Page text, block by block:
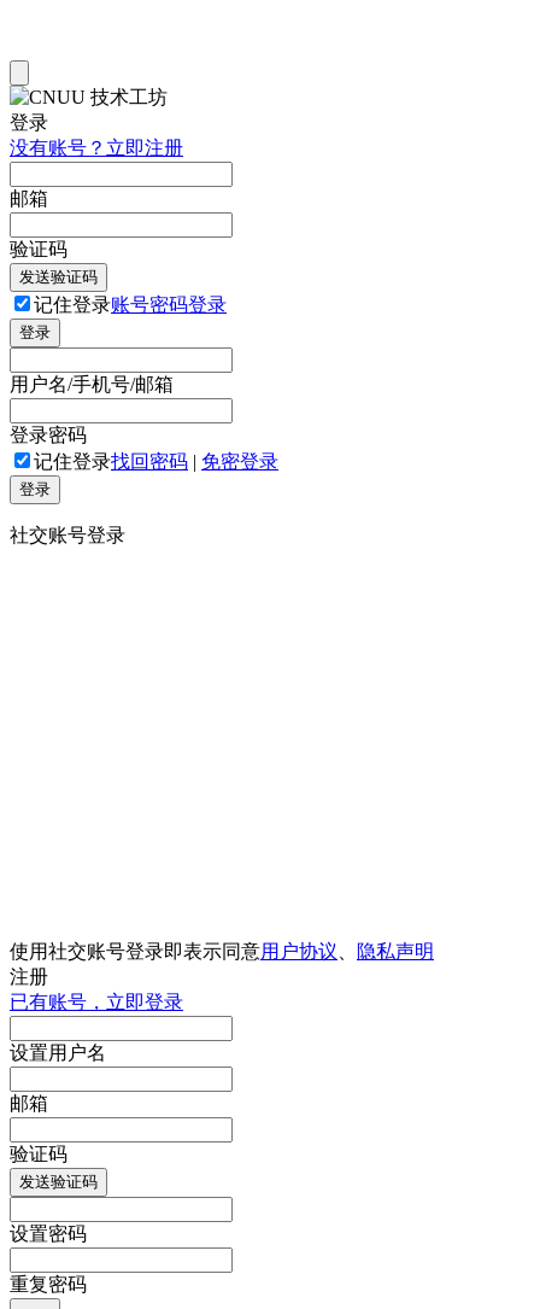
登录
没有账号？立即注册
邮箱
验证码
发送验证码
记住登录账号密码登录
登录
用户名/手机号/邮箱
登录密码
记住登录找回密码 | 免密登录
登录
社交账号登录
使用社交账号登录即表示同意用户协议
隐私声明
注册
已有账号，立即登录
设置用户名
邮箱
验证码
发送验证码
设置密码
重复密码